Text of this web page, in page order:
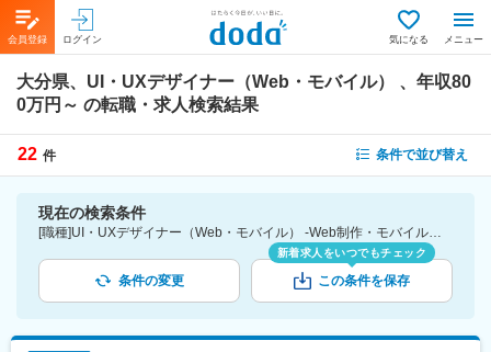
会員登録 ログイン 気になる メニュー
大分県、UI・UXデザイナー（Web・モバイル） 、年収80
0万円～ の転職・求人検索結果
22 件 条件で並び替え
現在の検索条件
[職種]UI・UXデザイナー（Web・モバイル） -Web制作・モバイル（制作・開発） [勤務地]大分県 [年収]800万円～
条件の変更
新着求人をいつでもチェック
この条件を保存